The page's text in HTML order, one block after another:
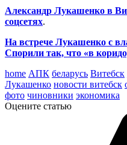
Александр Лукашенко в
соцсетях.
На встрече Лукашенко с
Спорили так, что «в
home АПК беларусь Витебск
Лукашенко новости витебск
фото чиновники экономика
Оцените статью